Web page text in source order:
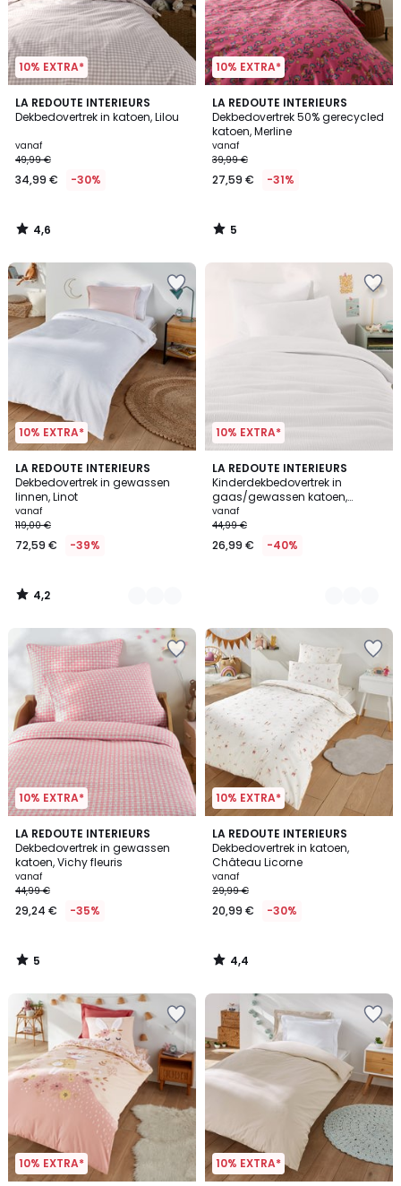
10% EXTRA*
LA REDOUTE INTERIEURS
Dekbedovertrek in katoen, Lilou
Prijs
vanaf
34,99
In
plaats
49,99
€
30%
korting
toegepast.
vanaf
49,99 €
34,99 € -30%
4,6
/ 5
4,6
/
10% EXTRA*
LA REDOUTE INTERIEURS
Dekbedovertrek 50% gerecycled
katoen, Merline
vanaf
39,99 €
27,59 € -31%
5
/
5
5
/
10% EXTRA*
LA REDOUTE INTERIEURS
Dekbedovertrek in gewassen
linnen, Linot
vanaf
119,00 €
72,59 € -39%
4,2
/ 5
21
Kleuren
4,2
/
10% EXTRA*
LA REDOUTE INTERIEURS
Kinderdekbedovertrek in
gaas/gewassen katoen,
Kumco
vanaf
44,99 €
26,99 € -40%
10
Kleuren
10% EXTRA*
LA REDOUTE INTERIEURS
Dekbedovertrek in gewassen
katoen, Vichy fleuris
vanaf
44,99 €
29,24 € -35%
5
/
5
5
/
10% EXTRA*
LA REDOUTE INTERIEURS
Dekbedovertrek in katoen,
Château Licorne
vanaf
29,99 €
20,99 € -30%
4,4
/ 5
4,4
/
10% EXTRA* 10% EXTRA*